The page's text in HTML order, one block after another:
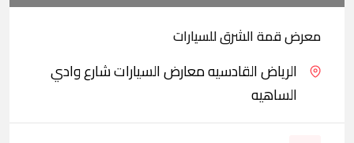
معرض قمة الشرق للسيارات
الرياض القادسيه معارض السيارات شارع وادي
الساهيه